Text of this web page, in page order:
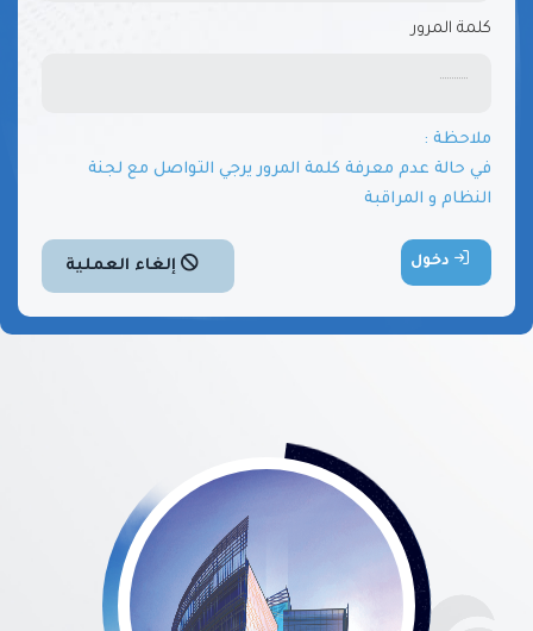
كلمة المرور
ملاحظة :
في حالة عدم معرفة كلمة المرور يرجي التواصل مع لجنة
النظام و المراقبة
إلغاء العملية